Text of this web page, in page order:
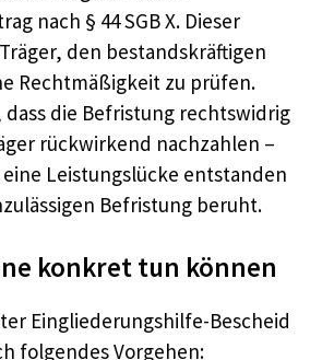
nach § 44 SGB X. Dieser
den bestandskräftigen
Rechtmäßigkeit zu prüfen.
dass die Befristung rechtswidrig
rückwirkend nachzahlen –
Leistungslücke entstanden
Befristung beruht.
konkret tun können
Eingliederungshilfe-Bescheid
folgendes Vorgehen: